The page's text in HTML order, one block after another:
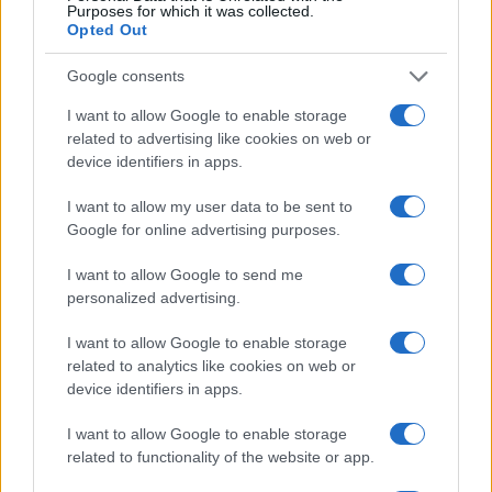
Purposes for which it was collected.
Opted Out
Google consents
I want to allow Google to enable storage
related to advertising like cookies on web or
device identifiers in apps.
I want to allow my user data to be sent to
Google for online advertising purposes.
I want to allow Google to send me
personalized advertising.
I want to allow Google to enable storage
related to analytics like cookies on web or
device identifiers in apps.
I want to allow Google to enable storage
related to functionality of the website or app.
cavallo e la torre Fadwa Barghouti
terrorista palestineseMarwan Barghouti,
rinchiuso in un carcere israeliano dal 2002 per
essere stato il mandante di diversi attentati
terroristici durante la Seconda Intifada. Damilano
ha definito il marito di lei
ne ha ripreso la definizione datane all’estero di
“Mandela palestinese”, proiettandone dei video
il fatto che Barghouti è responsabile della morte
di diversi innocenti, ma in più ha rimarcato il fatto
che, come hanno documentato ilWashington Post
Haaretz, nei primi anni 2000 da leader delle